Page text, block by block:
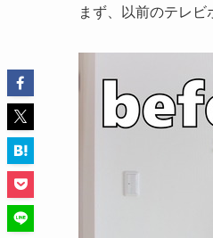
まず、以前のテレビ